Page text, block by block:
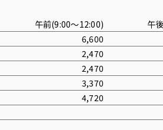
午前(9:00〜12:00) 午
6,600
2,470
2,470
3,370
4,720